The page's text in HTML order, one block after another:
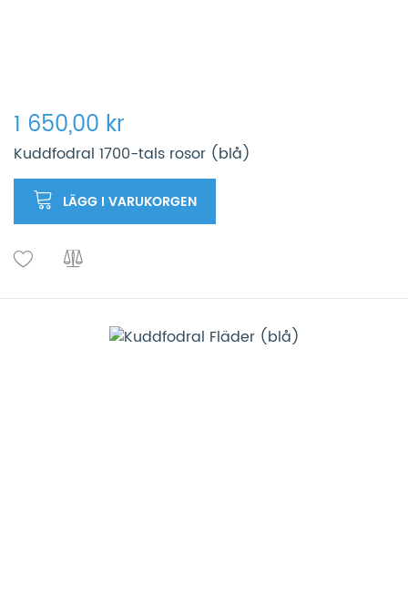
1 650,00 kr
Kuddfodral 1700-tals rosor (blå)
LÄGG I VARUKORGEN